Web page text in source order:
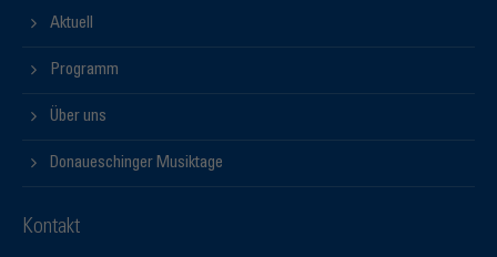
Aktuell
Programm
Über uns
Donaueschinger Musiktage
Kontakt